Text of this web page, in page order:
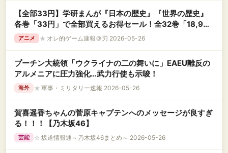
【全部33円】学研まんが『日本の歴史』『世界の歴史』
各巻「33円」で全部買えるお得セール！全32巻「18,945
円」→「1,086円」！日本史、世界史が学べる教養マン
ガ！
アニメ ★ オレ的ゲーム速報＠刃 2026-05-26
プーチン大統領「ウクライナの二の舞いに」EAEU離反の
アルメニアに圧力強化…武力行使も示唆！
海外 ★ 軍事・ミリタリー速報 2026-05-26
賀喜遥香ちゃんの菅原キャプテンへのメッセージが良すぎ
る！！！【乃木坂46】
芸能 ☆ 坂道情報通～乃木坂46まとめ～ 2026-05-26